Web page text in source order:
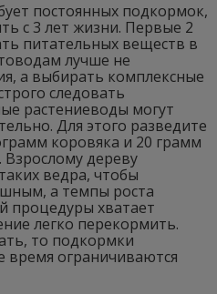
постоянных подкормок,
с 3 лет жизни. Первые 2
питательных веществ в
лучше не
а выбирать комплексные
следовать
растениеводы могут
Для этого разведите
коровяка и 20 грамм
дереву
ведра, чтобы
а темпы роста
процедуры хватает
легко перекормить.
то подкормки
ограничиваются